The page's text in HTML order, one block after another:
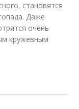
становятся
Даже
очень
кружевным